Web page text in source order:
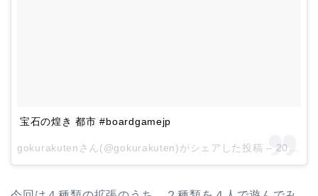
宝石の煌き 都市 #boardgamejp
gokurakutenさん(@gokurakuten)がシェアした投稿 – 2017 9月 28 8:42午前 PDT